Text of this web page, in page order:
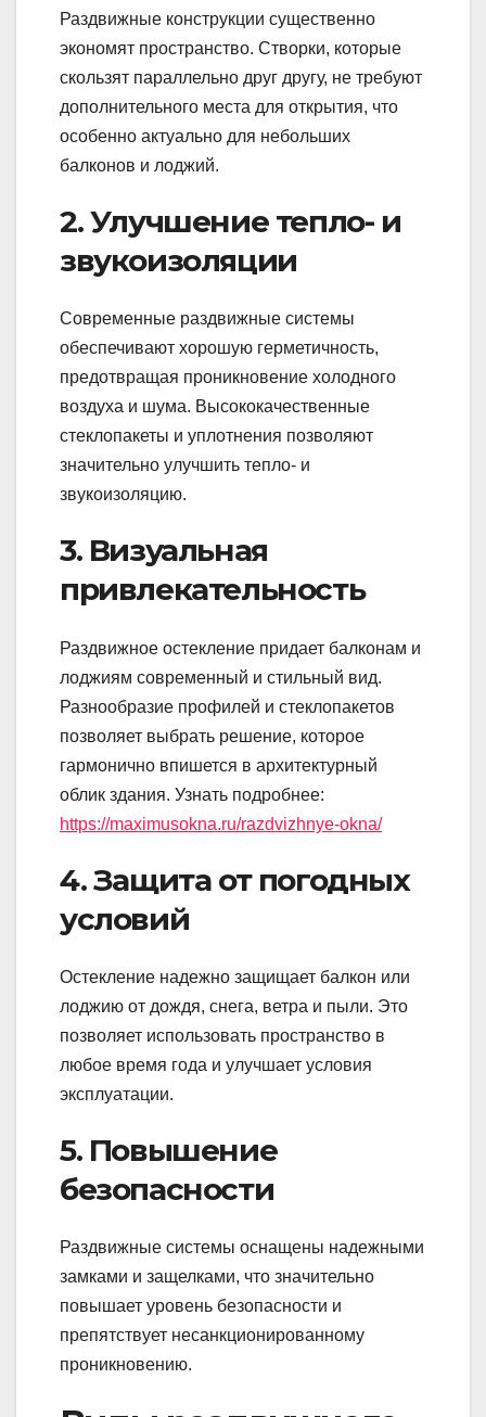
Раздвижные конструкции существенно
экономят пространство. Створки, которые
скользят параллельно друг другу, не требуют
дополнительного места для открытия, что
особенно актуально для небольших
балконов и лоджий.
2. Улучшение тепло- и
звукоизоляции
Современные раздвижные системы
обеспечивают хорошую герметичность,
предотвращая проникновение холодного
воздуха и шума. Высококачественные
стеклопакеты и уплотнения позволяют
значительно улучшить тепло- и
звукоизоляцию.
3. Визуальная
привлекательность
Раздвижное остекление придает балконам и
лоджиям современный и стильный вид.
Разнообразие профилей и стеклопакетов
позволяет выбрать решение, которое
гармонично впишется в архитектурный
облик здания. Узнать подробнее:
https://maximusokna.ru/razdvizhnye-okna/
4. Защита от погодных
условий
Остекление надежно защищает балкон или
лоджию от дождя, снега, ветра и пыли. Это
позволяет использовать пространство в
любое время года и улучшает условия
эксплуатации.
5. Повышение
безопасности
Раздвижные системы оснащены надежными
замками и защелками, что значительно
повышает уровень безопасности и
препятствует несанкционированному
проникновению.